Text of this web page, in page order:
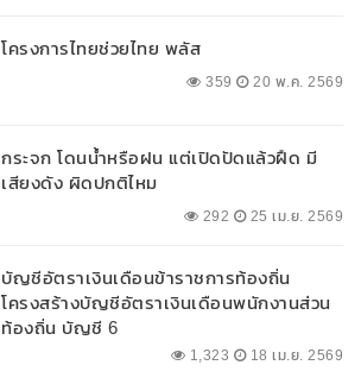
โครงการไทยช่วยไทย พลัส
359 20 พ.ค. 2569
กระจก โดนน้ำหรือฝน แต่เปิดปัดแล้วฝืด มี
เสียงดัง ผิดปกติไหม
292 25 เม.ย. 2569
บัญชีอัตราเงินเดือนข้าราชการท้องถิ่น
โครงสร้างบัญชีอัตราเงินเดือนพนักงานส่วน
ท้องถิ่น บัญชี 6
1,323 18 เม.ย. 2569